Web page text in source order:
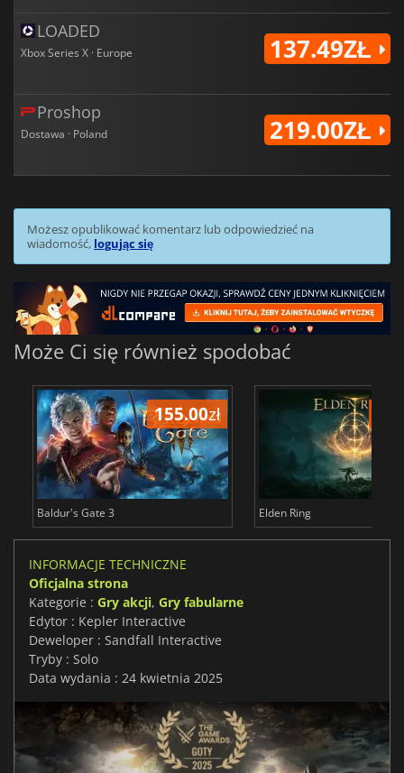
LOADED
Xbox Series X · Europe 137.49ZŁ
Proshop
Dostawa · Poland 219.00ZŁ
Możesz opublikować komentarz lub odpowiedzieć na
wiadomość, logując się
Może Ci się również spodobać
155.00zł
Baldur's Gate 3 Elden Ring
INFORMACJE TECHNICZNE
Oficjalna strona
Kategorie : Gry akcji, Gry fabularne
Edytor : Kepler Interactive
Deweloper : Sandfall Interactive
Tryby : Solo
Data wydania : 24 kwietnia 2025